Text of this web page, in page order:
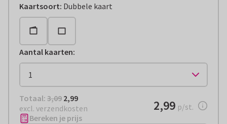
Kaartsoort: Dubbele kaart
Aantal kaarten:
Totaal: € 2,99
Totaal: 3,09 2,99
excl. verzendkosten
€ 2,99per stuk
2,99 p/st.
Bereken je prijs